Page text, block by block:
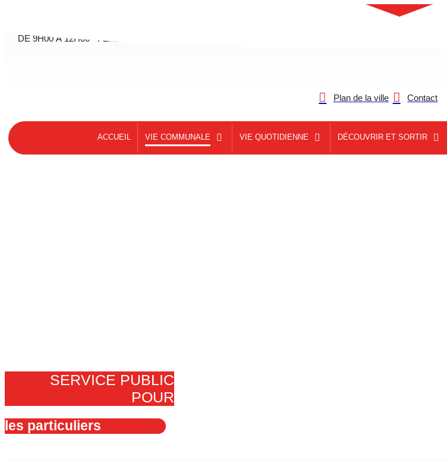
DE 9H00 À 12H00 - FERMÉE LE MERCREDI
Plan de la ville Contact
ACCUEIL VIE COMMUNALE VIE QUOTIDIENNE DÉCOUVRIR ET SORTIR
SERVICE PUBLIC
POUR​
les particuliers